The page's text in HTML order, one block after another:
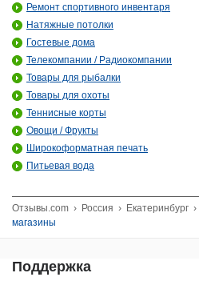
Ремонт спортивного инвентаря
Натяжные потолки
Гостевые дома
Телекомпании / Радиокомпании
Товары для рыбалки
Товары для охоты
Теннисные корты
Овощи / Фрукты
Широкоформатная печать
Питьевая вода
Отзывы.com › Россия › Екатеринбург ›
магазины
Поддержка